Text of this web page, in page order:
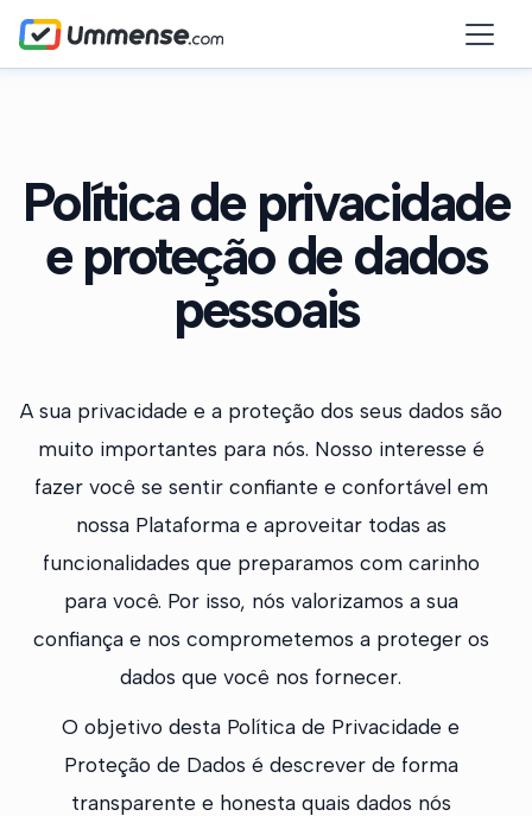
Política de privacidade
e proteção de dados
pessoais
A sua privacidade e a proteção dos seus dados são
muito importantes para nós. Nosso interesse é
fazer você se sentir confiante e confortável em
nossa Plataforma e aproveitar todas as
funcionalidades que preparamos com carinho
para você. Por isso, nós valorizamos a sua
confiança e nos comprometemos a proteger os
dados que você nos fornecer.
O objetivo desta Política de Privacidade e
Proteção de Dados é descrever de forma
transparente e honesta quais dados nós